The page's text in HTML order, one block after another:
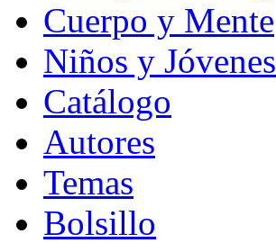
Cuerpo y Mente
Niños y Jóvenes
Catálogo
Autores
Temas
Bolsillo